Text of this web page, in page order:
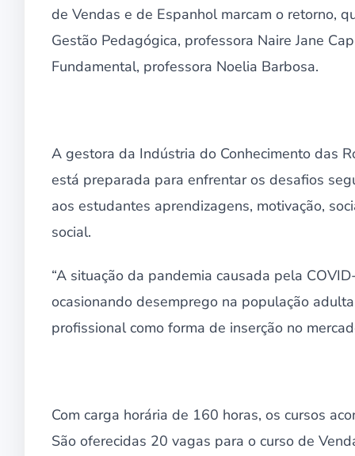
de Vendas e de Espanhol marcam o retorno,
Gestão Pedagógica, professora Naire Jane
Fundamental, professora Noelia Barbosa.
A gestora da Indústria do Conhecimento das
está preparada para enfrentar os desafios
aos estudantes aprendizagens, motivação,
social.
“A situação da pandemia causada pela
ocasionando desemprego na população
profissional como forma de inserção no
Com carga horária de 160 horas, os cursos
São oferecidas 20 vagas para o curso de